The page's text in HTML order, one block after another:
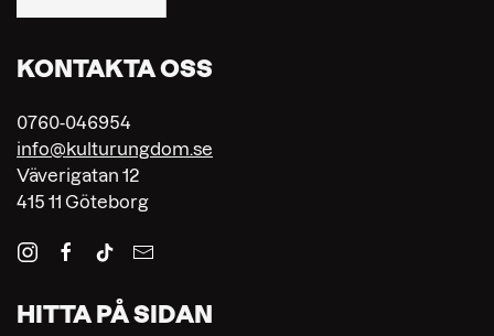
KONTAKTA OSS
0760-046954
info@kulturungdom.se
Väverigatan 12
415 11 Göteborg
HITTA PÅ SIDAN